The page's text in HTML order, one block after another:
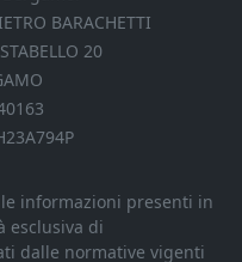
BARACHETTI
20
informazioni presenti in
esclusiva di
dalle normative vigenti